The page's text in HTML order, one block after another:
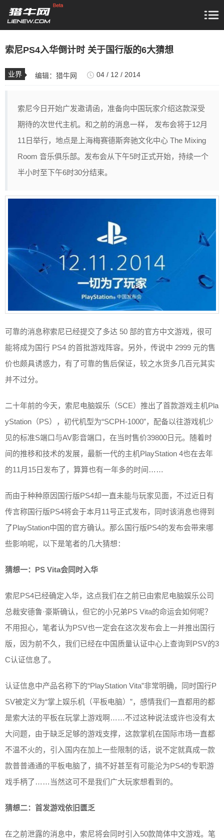
索尼PS4入华倒计时 关于国行版的6大猜想
业界 编辑： 猎牛网 04 / 12 / 2014
索尼今日开始广发邀请函，准备向中国玩家介绍这款深受
期待的次世代主机。和之前的消息一样， 发布会将于12月
11日举行，地点是上海梅赛德斯奔驰文化中心 The Mixing
Room 音乐俱乐部。发布会从下午5时正式开始，持续一个
半小时至下午6时30分结束。
可靠的消息称索尼已经提交了多达 50 部的官方中文游戏，很可
能将成为国行 PS4 的首批游戏阵容。另外，传说中 2999 元的售
价也颇具诱惑力，有了可靠的售后保证，较之水货多几百元其实
并不过分。
二十年前的今天，索尼电脑娱乐（SCE）推出了首款游戏主机Pla
yStation（PS），初代机型为“SCPH-1000”，配备以往游戏机少
见的标准S端口与AV影音端口，在当时售价39800日元。随着时
间的推移和技术的发展，最新一代的主机PlayStation 4也在去年
的11月15日发布了，算算也有一年多的时间……
而由于种种原因国行版PS4却一直未能与玩家见面，不过近日有
传言称国行版PS4将会于本月11号正式发布，同时该消息也得到
了PlayStation中国的官方确认。那么国行版PS4的发布会带来哪
些影响呢，以下是笔者的几大猜想：
猜想一：PS Vita会同时入华
索尼PS4已经确定入华，这点我们在之前已由索尼电脑娱乐公司
总裁安德鲁·豪斯确认，但它的小兄弟PS Vita的命运会如何呢？
不用担心，笔者认为PSV也一定会在这次发布会上一并推出国行
版，因为前不久，我们已经在中国质量认证中心上查询到PSV的3
C认证信息了。
认证信息中产品名称下的“PlayStation Vita”非常明确，同时国行P
SV被定义为“掌上娱乐机（平板电脑）”，感情我们一直都用的都
是索大法的平板在玩掌上游戏啊……不过这种说法或许也没有太
大问题，由于缺乏足够的游戏支撑，这款掌机在国际市场一直都
不温不火的，引入国内在加上一些限制的话，说不定就真成一款
款普普通通的平板电脑了，搞不好甚至有可能沦为PS4的专职游
戏手柄了……当然这可不是我们广大玩家想看到的。
猜想二：首发游戏依旧匮乏
在之前泄露的消息中，索尼将会同时引入50款简体中文游戏。笔